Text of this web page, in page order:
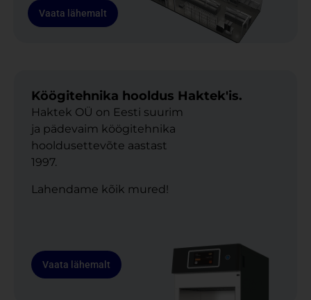
Vaata lähemalt
Köögitehnika hooldus Haktek'is.
Haktek OÜ on Eesti suurim
ja pädevaim köögitehnika
hooldusettevõte aastast
1997.
Lahendame kõik mured!
Vaata lähemalt